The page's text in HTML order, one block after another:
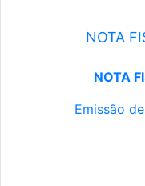
NOTA
NOTA
Emissão